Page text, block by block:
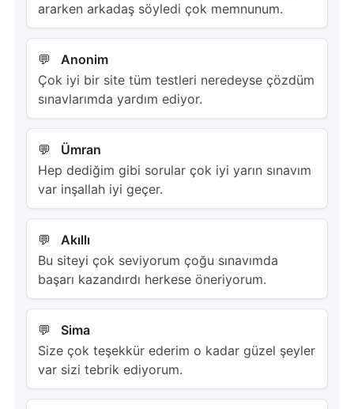
ararken arkadaş söyledi çok memnunum.
Anonim
Çok iyi bir site tüm testleri neredeyse çözdüm
sınavlarımda yardım ediyor.
Ümran
Hep dediğim gibi sorular çok iyi yarın sınavım
var inşallah iyi geçer.
Akıllı
Bu siteyi çok seviyorum çoğu sınavımda
başarı kazandırdı herkese öneriyorum.
Sima
Size çok teşekkür ederim o kadar güzel şeyler
var sizi tebrik ediyorum.